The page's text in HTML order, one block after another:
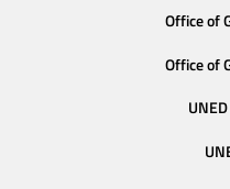
Office of
Office of